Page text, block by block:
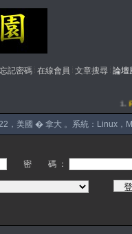
忘記密碼 在線會員 文章搜尋 論壇
，美國 � 拿大 。系統：Linux，
密 碼 ：